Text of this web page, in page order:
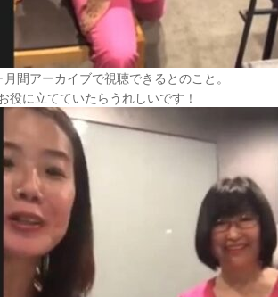
間アーカイブで視聴できるとのこと。
役に立てていたらうれしいです！